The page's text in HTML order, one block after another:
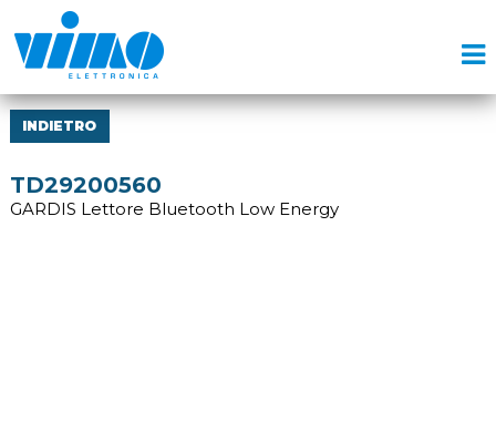
INDIETRO
TD29200560
GARDIS Lettore Bluetooth Low Energy